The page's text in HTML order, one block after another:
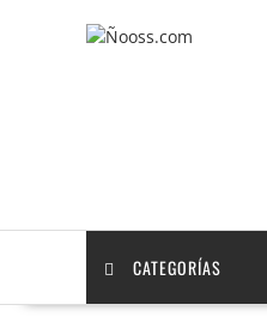
CATEGORÍAS